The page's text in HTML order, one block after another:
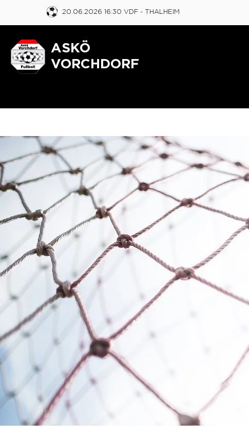
20.06.2026 16:30 VDF - THALHEIM
ASKÖ
VORCHDORF